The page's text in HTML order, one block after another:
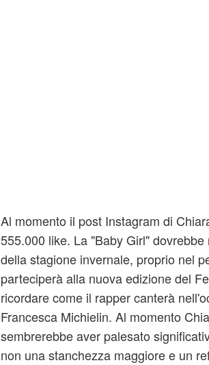
Al momento il post Instagram di
555.000 like. La "Baby Girl"
della stagione invernale, proprio nel
parteciperà alla nuova edizione del
ricordare come il rapper canterà
Francesca Michielin. Al momento
sembrerebbe aver palesato
non una stanchezza maggiore e un